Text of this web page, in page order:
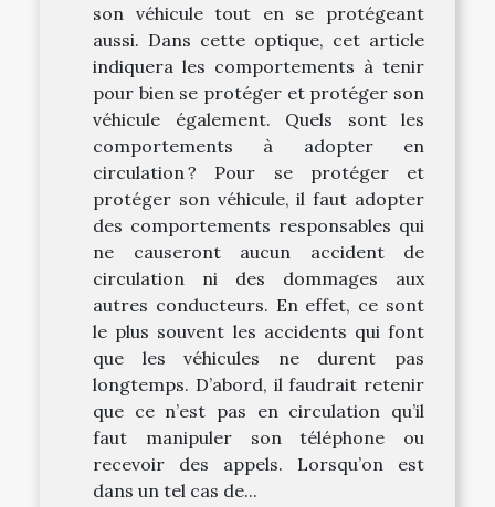
son véhicule tout en se protégeant
aussi. Dans cette optique, cet article
indiquera les comportements à tenir
pour bien se protéger et protéger son
véhicule également. Quels sont les
comportements à adopter en
circulation ? Pour se protéger et
protéger son véhicule, il faut adopter
des comportements responsables qui
ne causeront aucun accident de
circulation ni des dommages aux
autres conducteurs. En effet, ce sont
le plus souvent les accidents qui font
que les véhicules ne durent pas
longtemps. D’abord, il faudrait retenir
que ce n’est pas en circulation qu’il
faut manipuler son téléphone ou
recevoir des appels. Lorsqu’on est
dans un tel cas de...